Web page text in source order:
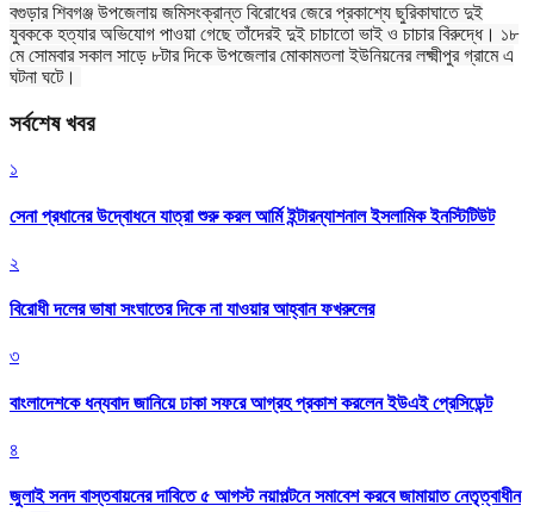
বগুড়ার শিবগঞ্জ উপজেলায় জমিসংক্রান্ত বিরোধের জেরে প্রকাশ্যে ছুরিকাঘাতে দুই
যুবককে হত্যার অভিযোগ পাওয়া গেছে তাঁদেরই দুই চাচাতো ভাই ও চাচার বিরুদ্ধে। ১৮
মে সোমবার সকাল সাড়ে ৮টার দিকে উপজেলার মোকামতলা ইউনিয়নের লক্ষ্মীপুর গ্রামে এ
ঘটনা ঘটে।
সর্বশেষ খবর
১
সেনা প্রধানের উদ্বোধনে যাত্রা শুরু করল আর্মি ইন্টারন্যাশনাল ইসলামিক ইনস্টিটিউট
২
বিরোধী দলের ভাষা সংঘাতের দিকে না যাওয়ার আহ্বান ফখরুলের
৩
বাংলাদেশকে ধন্যবাদ জানিয়ে ঢাকা সফরে আগ্রহ প্রকাশ করলেন ইউএই প্রেসিডেন্ট
৪
জুলাই সনদ বাস্তবায়নের দাবিতে ৫ আগস্ট নয়াপল্টনে সমাবেশ করবে জামায়াত নেতৃত্বাধীন